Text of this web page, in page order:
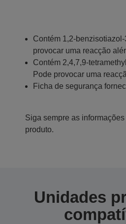
Contém 1,2-
provocar uma reacção
Contém 2,4,7,9-
Pode provocar uma
Ficha de segurança
Siga sempre as
produto.
Unidades